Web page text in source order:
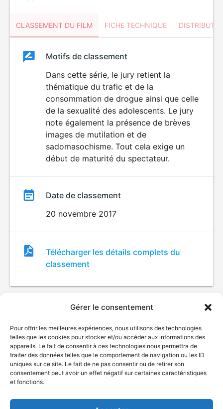
Gérer le consentement
Pour offrir les meilleures expériences, nous utilisons des technologies
telles que les cookies pour stocker et/ou accéder aux informations des
appareils. Le fait de consentir à ces technologies nous permettra de
traiter des données telles que le comportement de navigation ou les ID
uniques sur ce site. Le fait de ne pas consentir ou de retirer son
consentement peut avoir un effet négatif sur certaines caractéristiques
et fonctions.
CLASSEMENT DU FILM FICHE TECHNIQUE
ClassementClassement
Motifs de classement
Dans cette série, le jury retient la
thématique du trafic et de la
consommation de drogue ainsi que celle
de la sexualité des adolescents. Le jury
note également la présence de brèves
images de mutilation et de
sadomasochisme. Tout cela exige un
début de maturité du spectateur.
Date de classement
20 novembre 2017
Fichier
de
classement
Télécharger les détails complets du
classement
© Gouvernement du Québec, 2026
Plan du site